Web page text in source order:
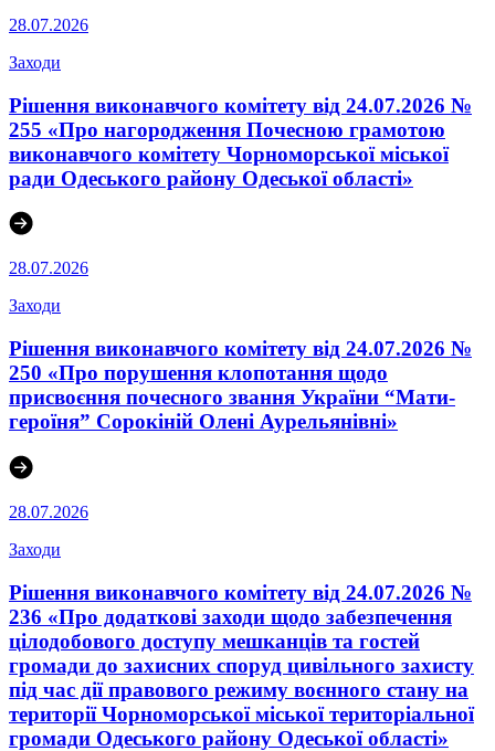
28.07.2026
Заходи
Рішення виконавчого комітету від 24.07.2026 №
255 «Про нагородження Почесною грамотою
виконавчого комітету Чорноморської міської
ради Одеського району Одеської області»
28.07.2026
Заходи
Рішення виконавчого комітету від 24.07.2026 №
250 «Про порушення клопотання щодо
присвоєння почесного звання України “Мати-
героїня” Сорокіній Олені Аурельянівні»
28.07.2026
Заходи
Рішення виконавчого комітету від 24.07.2026 №
236 «Про додаткові заходи щодо забезпечення
цілодобового доступу мешканців та гостей
громади до захисних споруд цивільного захисту
під час дії правового режиму воєнного стану на
території Чорноморської міської територіальної
громади Одеського району Одеської області»